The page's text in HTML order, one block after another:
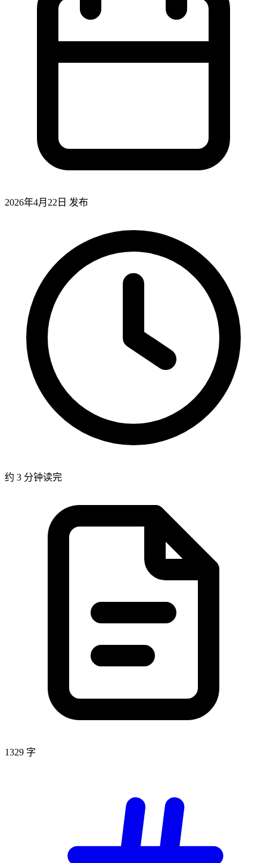
2026年4月22日 发布
约 3 分钟读完
1329 字